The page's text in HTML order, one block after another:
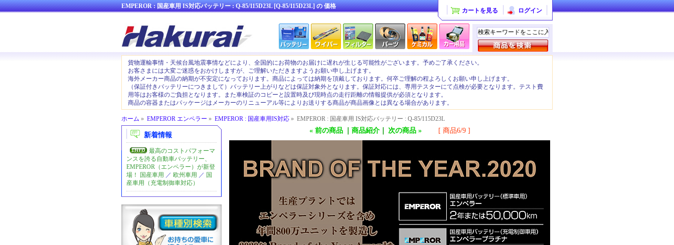
EMPEROR : 国産車用 IS対応バッテリー :Q-85/115D23L [Q-85/115D23L]の価格
カートを見る ログイン
貨物運輸事情・天候台風地震事情などにより、全国的にお荷物のお届けに遅れが生じる可能性がございます。予めご了承ください。
お客さまには大変ご迷惑をおかけしますが、ご理解いただきますようお願い申し上げます。
海外メーカー商品の納期が不安定になっております。商品によっては納期を頂戴しております。何卒ご理解の程よろしくお願い申し上げます。
（保証付きバッテリーにつきまして）バッテリー上がりなどは保証対象外となります。保証対応には、専用テスターにて点検が必要となります。テスト費
用等はお客様のご負担となります。また車検証のコピーと設置時及び現時点の走行距離の情報提供が必須となります。
商品の容器またはパッケージはメーカーのリニューアル等によりお送りする商品が商品画像とは異なる場合があります。
ホーム » EMPEROR エンペラー » EMPEROR : 国産車用IS対応 » EMPEROR : 国産車用 IS対応バッテリー : Q-85/115D23L
新着情報
最高のコストパフォーマ
ンスを誇る自動車バッテリー、
EMPEROR（エンペラー）が新登
場！
国産車用 ／ 欧州車用 ／ 国
産車用（充電制御車対応）
« 前の商品 商品紹介｜ 次の商品 » [ 商品6/9 ]